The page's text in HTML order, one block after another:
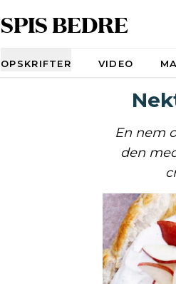
SPIS BEDRE
OPSKRIFTER VIDEO
En nem
den